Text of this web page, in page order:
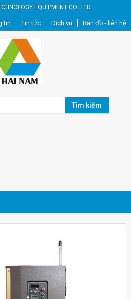
EQUIPMENT CO., LTD
tin Tin tức Dịch vụ Bản đồ - liên hệ
Tìm kiếm